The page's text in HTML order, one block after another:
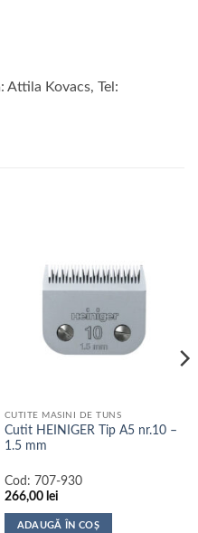
Attila Kovacs, Tel:
CUTITE MASINI DE TUNS
Cutit HEINIGER Tip A5 nr.10 –
1.5 mm
Cod: 707-930
266,00 lei
ADAUGĂ ÎN COȘ